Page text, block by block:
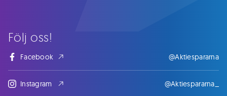
Följ oss!
Facebook @Aktiespararna
Instagram @Aktiespararna_